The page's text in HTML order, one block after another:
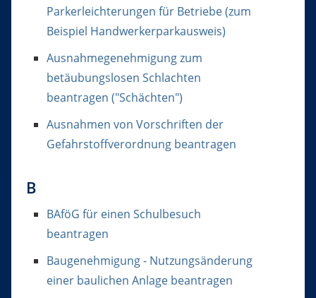
Parkerleichterungen für Betriebe (zum
Beispiel Handwerkerparkausweis)
Ausnahmegenehmigung zum
betäubungslosen Schlachten
beantragen ("Schächten")
Ausnahmen von Vorschriften der
Gefahrstoffverordnung beantragen
B
BAföG für einen Schulbesuch
beantragen
Baugenehmigung - Nutzungsänderung
einer baulichen Anlage beantragen